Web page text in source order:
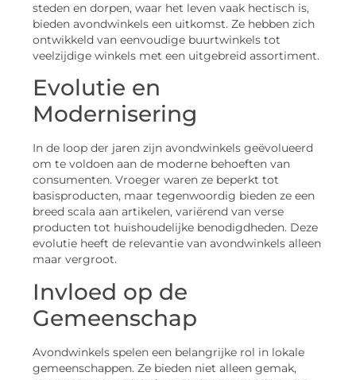
steden en dorpen, waar het leven vaak hectisch is,
bieden avondwinkels een uitkomst. Ze hebben zich
ontwikkeld van eenvoudige buurtwinkels tot
veelzijdige winkels met een uitgebreid assortiment.
Evolutie en
Modernisering
In de loop der jaren zijn avondwinkels geëvolueerd
om te voldoen aan de moderne behoeften van
consumenten. Vroeger waren ze beperkt tot
basisproducten, maar tegenwoordig bieden ze een
breed scala aan artikelen, variërend van verse
producten tot huishoudelijke benodigdheden. Deze
evolutie heeft de relevantie van avondwinkels alleen
maar vergroot.
Invloed op de
Gemeenschap
Avondwinkels spelen een belangrijke rol in lokale
gemeenschappen. Ze bieden niet alleen gemak,